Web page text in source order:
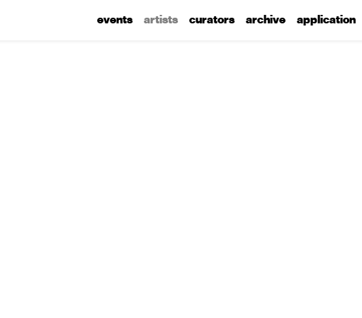
events artists curators archive application